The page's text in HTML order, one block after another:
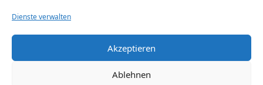
Dienste verwalten
Akzeptieren
Ablehnen
© 2026 Geschenkideen-1a.de. Alle Rechte
vorbehalten.